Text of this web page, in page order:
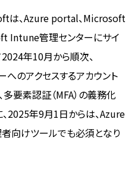
は、Azure portal、Microsoft
Intune管理センターにサイ
年10月から順次、
のアクセスするアカウント
要素認証（MFA）の義務化
2025年9月1日からは、Azure
向けツールでも必須となり